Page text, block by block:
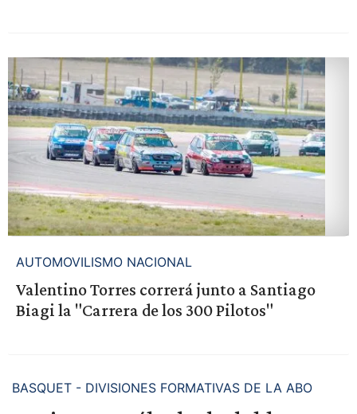
AUTOMOVILISMO NACIONAL
Valentino Torres correrá junto a Santiago
Biagi la "Carrera de los 300 Pilotos"
BASQUET - DIVISIONES FORMATIVAS DE LA ABO